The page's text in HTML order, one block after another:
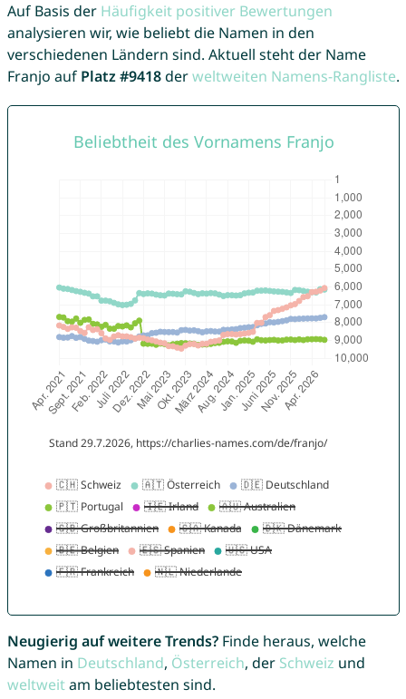
Auf Basis der Häufigkeit positiver Bewertungen
analysieren wir, wie beliebt die Namen in den
verschiedenen Ländern sind. Aktuell steht der Name
Franjo auf Platz #9418derweltweiten Namens-Rangliste.
Neugierig auf weitere Trends?Finde heraus, welche
Namen in Deutschland, Österreich, der Schweiz und
weltweitam beliebtesten sind.